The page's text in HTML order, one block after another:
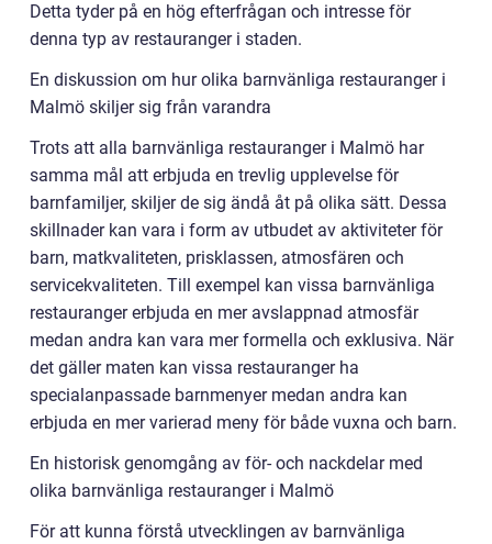
Detta tyder på en hög efterfrågan och intresse för
denna typ av restauranger i staden.
En diskussion om hur olika barnvänliga restauranger i
Malmö skiljer sig från varandra
Trots att alla barnvänliga restauranger i Malmö har
samma mål att erbjuda en trevlig upplevelse för
barnfamiljer, skiljer de sig ändå åt på olika sätt. Dessa
skillnader kan vara i form av utbudet av aktiviteter för
barn, matkvaliteten, prisklassen, atmosfären och
servicekvaliteten. Till exempel kan vissa barnvänliga
restauranger erbjuda en mer avslappnad atmosfär
medan andra kan vara mer formella och exklusiva. När
det gäller maten kan vissa restauranger ha
specialanpassade barnmenyer medan andra kan
erbjuda en mer varierad meny för både vuxna och barn.
En historisk genomgång av för- och nackdelar med
olika barnvänliga restauranger i Malmö
För att kunna förstå utvecklingen av barnvänliga